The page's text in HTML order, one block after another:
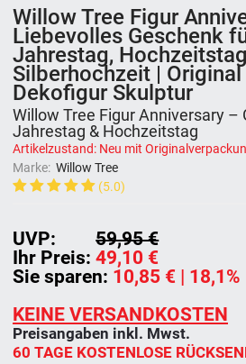
Willow Tree Figur
Liebevolles Geschenk
Jahrestag,
Silberhochzeit |
Dekofigur Skulptur
Willow Tree Figur Anniversary –
Jahrestag & Hochzeitstag
Artikelzustand: Neu mit
Marke: Willow Tree
(5.0)
Ihr Preis: 49,10 €
UVP:
59,95 €
Sie sparen: 10,85 € | 18,1%
KEINE VERSANDKOSTEN
Preisangaben inkl. Mwst.
60 TAGE KOSTENLOSE